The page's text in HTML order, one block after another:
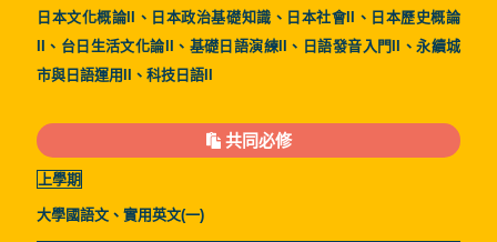
日本文化概論II、日本政治基礎知識、日本社會II、日本歷史概論
II、台日生活文化論II、基礎日語演練II、日語發音入門II、永續城
市與日語運用II、科技日語II
共同必修
上學期
大學國語文、實用英文(一)